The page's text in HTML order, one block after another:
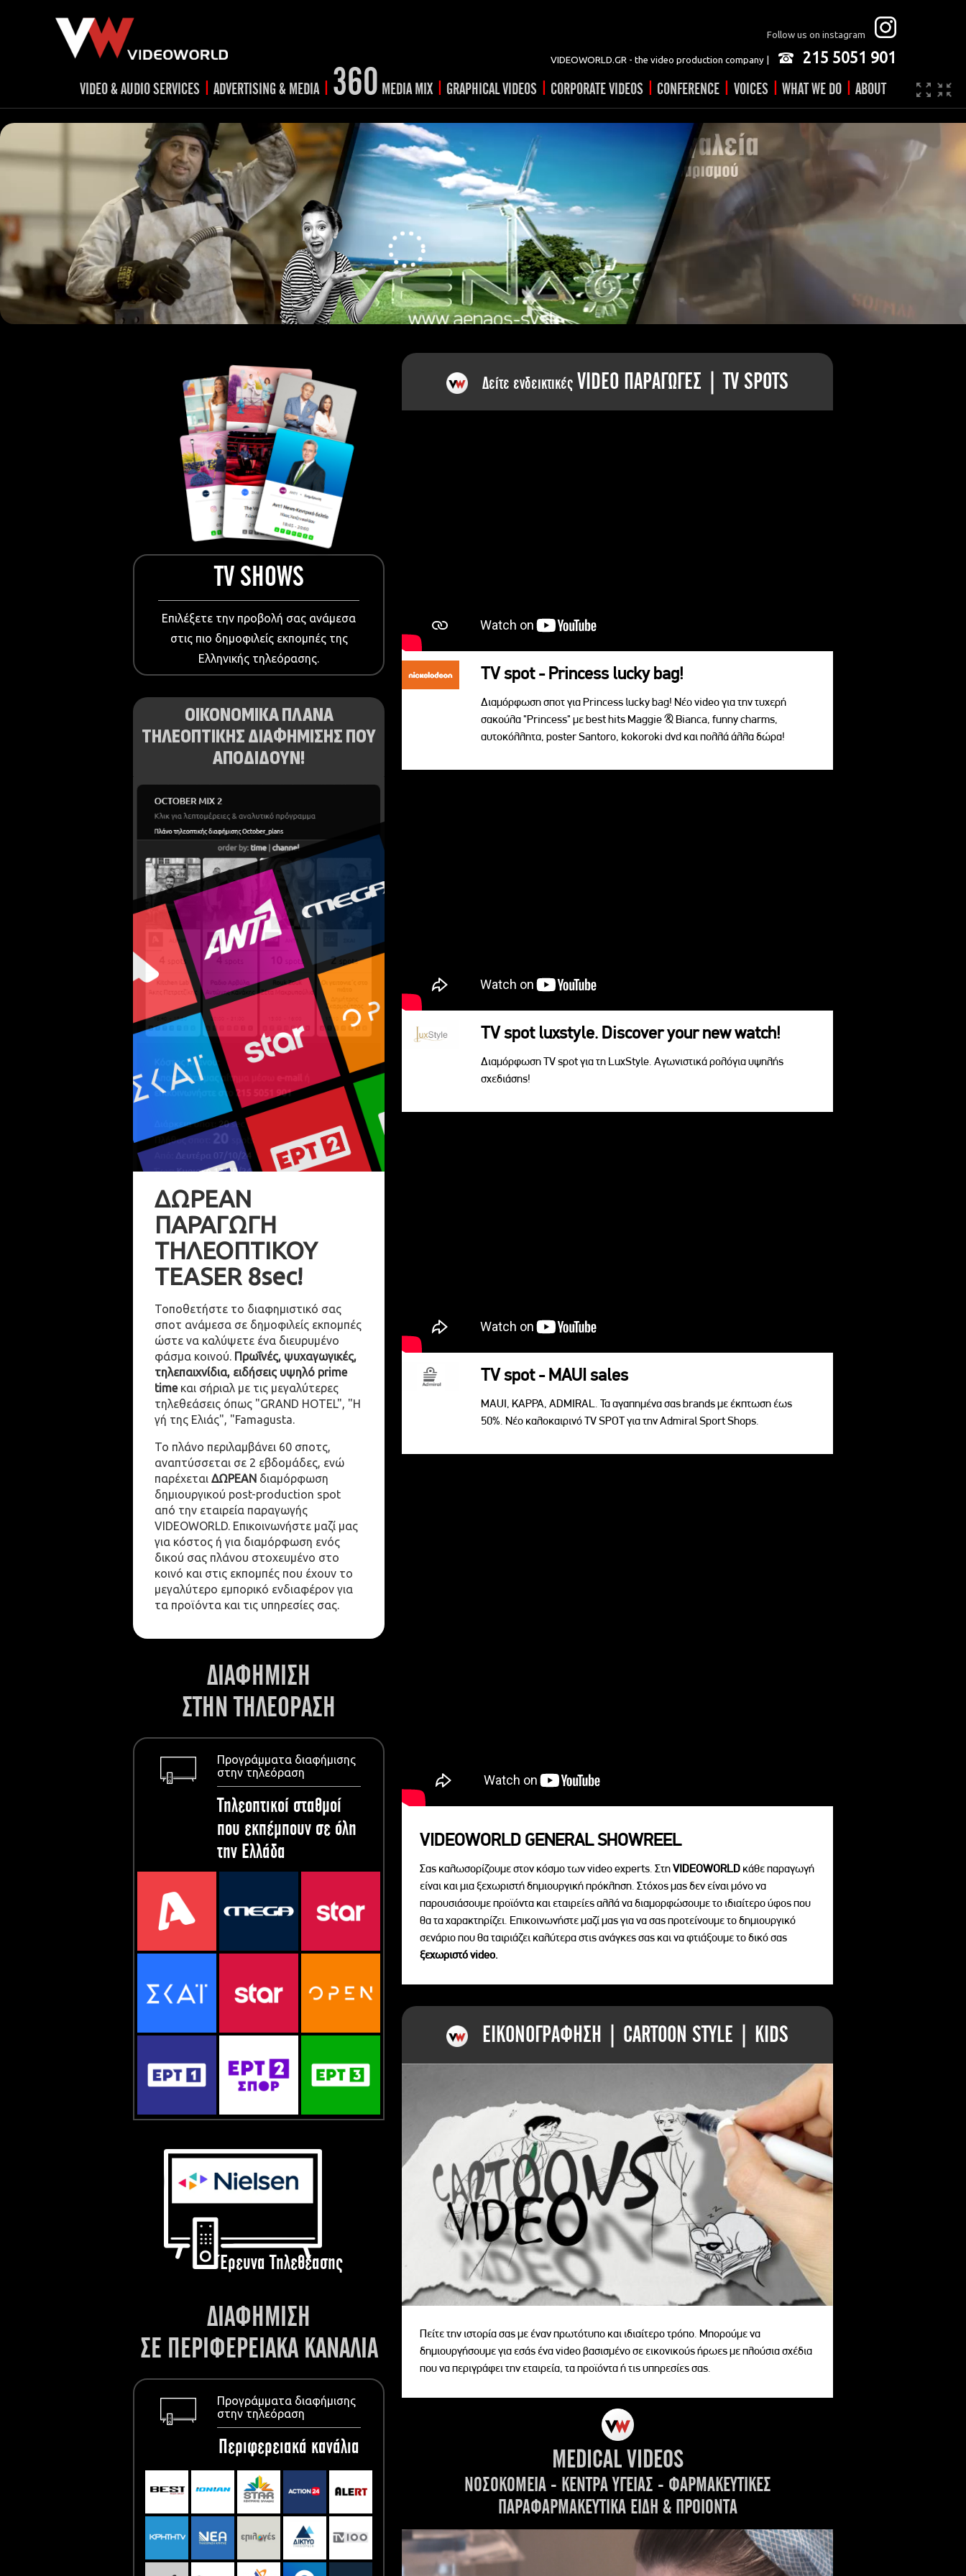
Follow us on instagram
VIDEOWORLD.GR - the video production company | 215 5051 901
VIDEO & AUDIO SERVICES
TV spots
RADIO spots
Post production
Corporate videos
Trailer & Σήματα εκπομπών
Cultural videos
video applications for museums,
archeological sites & exhibitions
Product presentations
Documentary
Events & Conference
Dissemination material
Medical & Pharmaceutical
VIDEO Projections
Kids content
| ADVERTISING & MEDIA
RADIOadvertising
TVadvertising
Social Media video shorts
Creative Prints
Outdoor advertising
Media planning & mix
Visual material
European Media
| 360 MEDIA MIX | GRAPHICAL VIDEOS | CORPORATE VIDEOS | CONFERENCE | VOICES | WHAT WE DO | ABOUT
Company
Video made easy
Contact
TV SHOWS
Επιλέξετε την προβολή σας ανάμεσα
στις πιο δημοφιλείς εκπομπές της
Ελληνικής τηλεόρασης.
ΟΙΚΟΝΟΜΙΚΑ ΠΛΑΝΑ
ΤΗΛΕΟΠΤΙΚΗΣ ΔΙΑΦΗΜΙΣΗΣ ΠΟΥ
ΑΠΟΔΙΔΟΥΝ!
ΔΩΡΕΑΝ
ΠΑΡΑΓΩΓΗ
ΤΗΛΕΟΠΤΙΚΟΥ
TEASER 8sec!
Τοποθετήστε το διαφημιστικό σας
σποτ ανάμεσα σε δημοφιλείς εκπομπές
ώστε να καλύψετε ένα διευρυμένο
φάσμα κοινού. Πρωΐνές, ψυχαγωγικές,
τηλεπαιχνίδια, ειδήσεις υψηλό prime
timeκαι σήριαλ με τις μεγαλύτερες
τηλεθεάσεις όπως "GRAND HOTEL", "Η
γή της Ελιάς", "Famagusta.
Το πλάνο περιλαμβάνει 60 σποτς,
αναπτύσσεται σε 2 εβδομάδες, ενώ
παρέχεται ΔΩΡΕΑΝ διαμόρφωση
δημιουργικού post-production spot
από την εταιρεία παραγωγής
VIDEOWORLD. Επικοινωνήστε μαζί μας
για κόστος ή για διαμόρφωση ενός
δικού σας πλάνου στοχευμένο στο
κοινό και στις εκπομπές που έχουν το
μεγαλύτερο εμπορικό ενδιαφέρον για
τα προϊόντα και τις υπηρεσίες σας.
ΔΙΑΦΗΜΙΣΗ
ΣΤΗΝ ΤΗΛΕΟΡΑΣΗ
Προγράμματα διαφήμισης
στην τηλεόραση
Τηλεοπτικοί σταθμοί
που εκπέμπουν σε όλη
την Ελλάδα
Έρευνα Τηλεθέασης
ΔΙΑΦΗΜΙΣΗ
ΣΕ ΠΕΡΙΦΕΡΕΙΑΚΑ ΚΑΝΑΛΙΑ
Προγράμματα διαφήμισης
στην τηλεόραση
Περιφερειακά κανάλια
Δείτε ενδεικτικές VIDEO ΠΑΡΑΓΩΓΕΣ | TV SPOTS
TV spot - Princess lucky bag!
Διαμόρφωση σποτ για Princess lucky bag! Νέο video για την τυχερή
σακούλα "Princess" με best hits Maggie & Bianca, funny charms,
αυτoκόλλητα, poster Santoro, kokoroki dvd και πολλά άλλα δώρα!
TV spot luxstyle. Discover your new watch!
Διαμόρφωση TV spot για τη LuxStyle. Αγωνιστικά ρολόγια υψηλής
σχεδιάσης!
TV spot - MAUI sales
MAUI, KAPPA, ADMIRAL. Τα αγαπημένα σας brands με έκπτωση έως
50%. Νέο καλοκαιρινό TV SPOT για την Admiral Sport Shops.
VIDEOWORLD GENERAL SHOWREEL
Σας καλωσορίζουμε στον κόσμο των video experts. ΣτηVIDEOWORLD κάθε παραγωγή
είναι και μια ξεχωριστή δημιουργική πρόκληση. Στόχος μας δεν είναι μόνο να
παρουσιάσουμε προϊόντα και εταιρείες αλλά να διαμορφώσουμε το ιδιαίτερο ύφος που
θα τα χαρακτηρίζει. Επικοινωνήστε μαζί μας για να σας προτείνουμε το δημιουργικό
σενάριο που θα ταιριάζει καλύτερα στις ανάγκες σας και να φτιάξουμε το δικό σας
ξεχωριστό videο.
ΕΙΚΟΝΟΓΡΑΦΗΣΗ | CARTOON STYLE | KIDS
Πείτε την ιστορία σας με έναν πρωτότυπο και ιδιαίτερο τρόπο. Μπορούμε να
δημιουργήσουμε για εσάς ένα video βασισμένο σε εικονικούς ήρωες με πλούσια σχέδια
που να περιγράφει την εταιρεία, τα προϊόντα ή τις υπηρεσίες σας.
MEDICAL VIDEOS
ΝΟΣΟΚΟΜΕΙΑ - ΚΕΝΤΡΑ ΥΓΕΙΑΣ - ΦΑΡΜΑΚΕΥΤΙΚΕΣ
ΠΑΡΑΦΑΡΜΑΚΕΥΤΙΚΑ ΕΙΔΗ & ΠΡΟΙΟΝΤΑ